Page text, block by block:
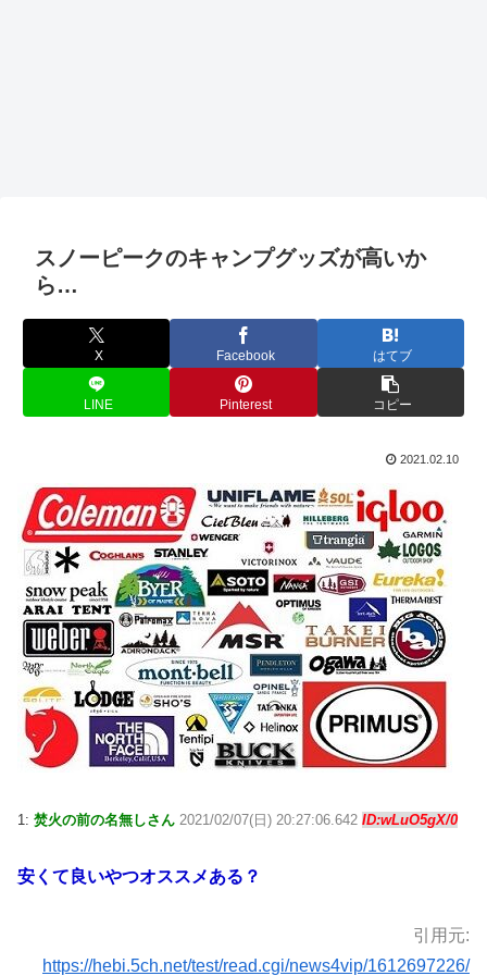
スノーピークのキャンプグッズが高いか
ら…
X Facebook はてブ
LINE Pinterest コピー
2021.02.10
1: 焚火の前の名無しさん 2021/02/07(日) 20:27:06.642 ID:wLuO5gX/0
安くて良いやつオススメある？
引用元:
https://hebi.5ch.net/test/read.cgi/news4vip/1612697226/